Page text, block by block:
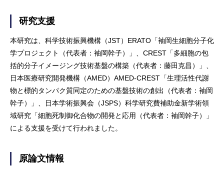
研究支援
本研究は、科学技術振興機構（JST）ERATO「袖岡生細胞分子化
学プロジェクト（代表者：袖岡幹子）」、CREST「多細胞の包
括的分子イメージング技術基盤の構築（代表者：藤田克昌）」、
日本医療研究開発機構（AMED）AMED-CREST「生理活性代謝
物と標的タンパク質同定のための基盤技術の創出（代表者：袖岡
幹子）」、日本学術振興会（JSPS）科学研究費補助金新学術領
域研究「細胞死制御化合物の開発と応用（代表者：袖岡幹子）」
による支援を受けて行われました。
原論文情報